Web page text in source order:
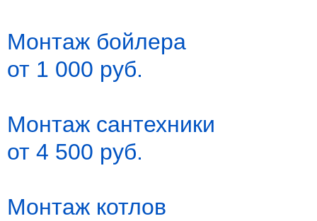
Монтаж бойлера
от 1 000 руб.
Монтаж сантехники
от 4 500 руб.
Монтаж котлов